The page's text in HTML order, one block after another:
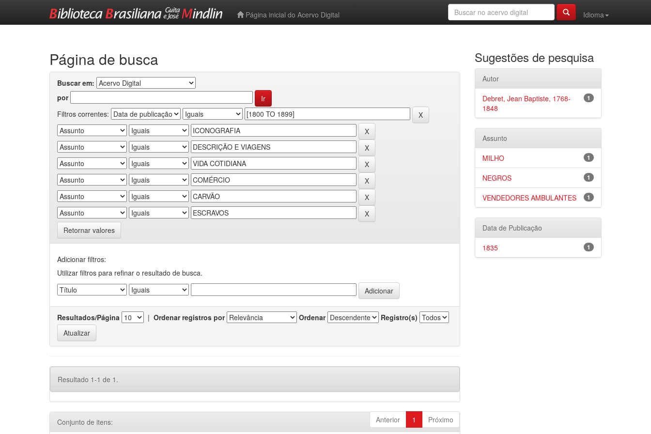
Página inicial do Acervo Digital
Idioma
Página de busca
Buscar em:
por
Filtros correntes:
Retornar valores
Adicionar filtros:
Utilizar filtros para refinar o resultado de busca.
Resultados/Página | Ordenar registros por Ordenar Registro(s)
Resultado 1-1 de 1.
Anterior 1 Próximo
Conjunto de itens:
Sugestões de pesquisa
Autor
1
Debret, Jean Baptiste, 1768-
1848
Assunto
1
MILHO
1
NEGROS
1
VENDEDORES AMBULANTES
Data de Publicação
1
1835